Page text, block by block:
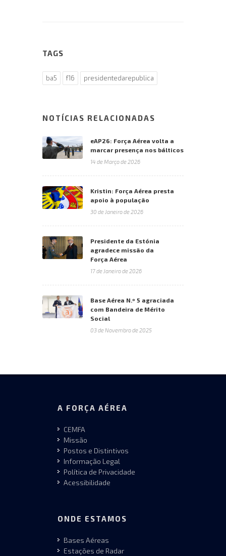
TAGS
ba5 f16 presidentedarepublica
NOTÍCIAS RELACIONADAS
eAP26: Força Aérea volta a
marcar presença nos bálticos
14 de Março de 2026
Kristin: Força Aérea presta
apoio à população
30 de Janeiro de 2026
Presidente da Estónia
agradece missão da
Força Aérea
17 de Janeiro de 2026
Base Aérea N.º 5 agraciada
com Bandeira de Mérito
Social
03 de Novembro de 2025
A FORÇA AÉREA
CEMFA
Missão
Postos e Distintivos
Informação Legal
Política de Privacidade
Acessibilidade
ONDE ESTAMOS
Bases Aéreas
Estações de Radar